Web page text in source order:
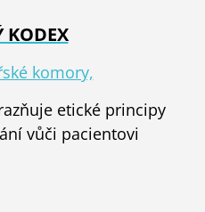
KODEX
komory,
etické principy
vůči pacientovi